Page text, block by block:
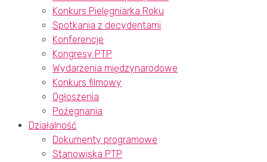
Konkurs Pielęgniarka Roku
Spotkania z decydentami
Konferencje
Kongresy PTP
Wydarzenia międzynarodowe
Konkurs filmowy
Ogłoszenia
Pożegnania
Działalność
Dokumenty programowe
Stanowiska PTP